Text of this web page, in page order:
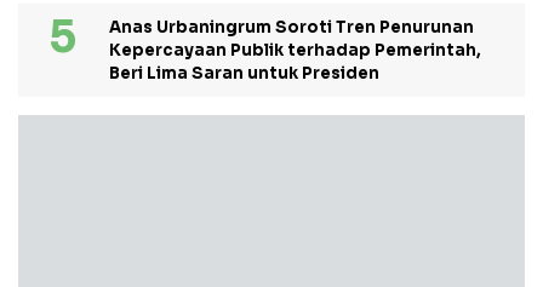
Anas Urbaningrum Soroti Tren Penurunan
Kepercayaan Publik terhadap Pemerintah,
Beri Lima Saran untuk Presiden